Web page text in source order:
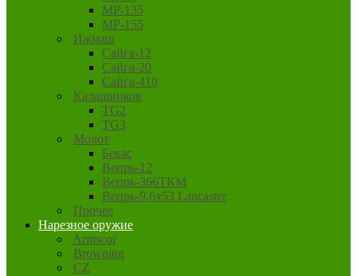
MP-135
MP-155
Ижмаш
Сайга-12
Сайга-20
Сайга-410
Калашников
TG2
TG3
Молот
Бекас
Вепрь-12
Вепрь-366ТКМ
Вепрь-9,6х53 Lancaster
Прочее
Нарезное оружие
Armscor
Browning
CZ